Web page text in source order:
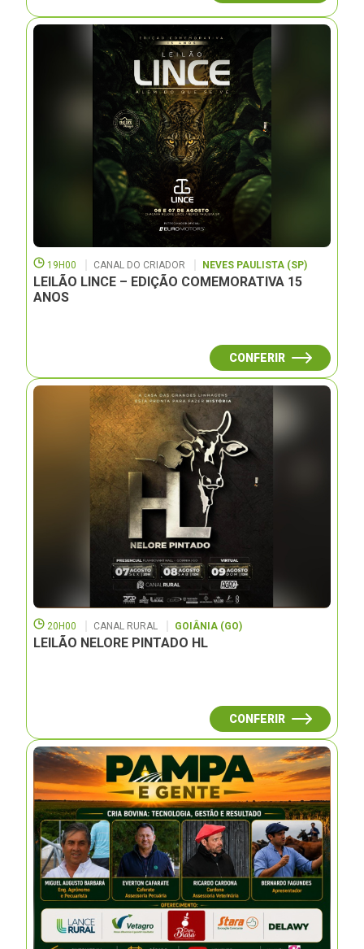
19H00 CANAL DO CRIADOR NEVES PAULISTA (SP)
LEILÃO LINCE – EDIÇÃO COMEMORATIVA 15
ANOS
CONFERIR
20H00 CANAL RURAL GOIÂNIA (GO)
LEILÃO NELORE PINTADO HL
CONFERIR